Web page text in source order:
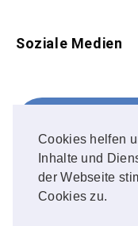
Cookies helfen
Inhalte und
der Webseite
Cookies zu.
Soziale Medien
FOLLOW ME!
Instagram
OUR PHOTOS!